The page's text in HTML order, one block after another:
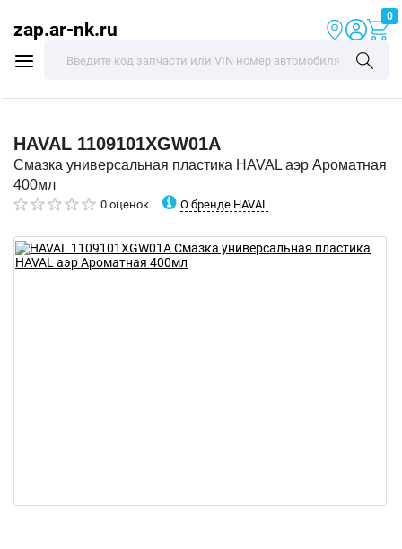
zap.ar-nk.ru
0
HAVAL 1109101XGW01A
Смазка универсальная пластика HAVAL аэр Ароматная
400мл
0 оценок О бренде HAVAL